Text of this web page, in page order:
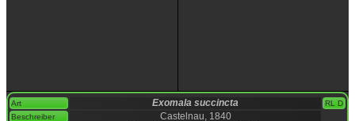
Art Exomala succincta
RL D
Beschreiber
Castelnau, 1840